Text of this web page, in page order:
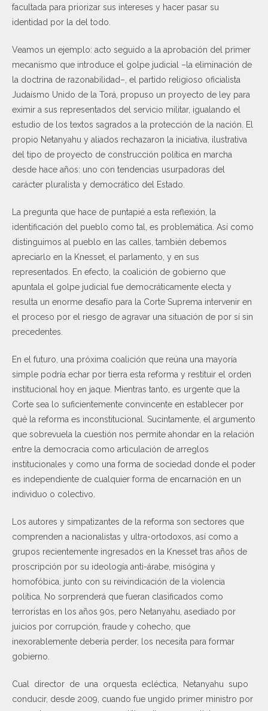
facultada para priorizar sus intereses y hacer pasar su
identidad por la del todo.
Veamos un ejemplo: acto seguido a la aprobación del primer
mecanismo que introduce el golpe judicial –la eliminación de
la doctrina de razonabilidad–, el partido religioso oficialista
Judaísmo Unido de la Torá, propuso un proyecto de ley para
eximir a sus representados del servicio militar, igualando el
estudio de los textos sagrados a la protección de la nación. El
propio Netanyahu y aliados rechazaron la iniciativa, ilustrativa
del tipo de proyecto de construcción política en marcha
desde hace años: uno con tendencias usurpadoras del
carácter pluralista y democrático del Estado.
La pregunta que hace de puntapié a esta reflexión, la
identificación del pueblo como tal, es problemática. Así como
distinguimos al pueblo en las calles, también debemos
apreciarlo en la Knesset, el parlamento, y en sus
representados. En efecto, la coalición de gobierno que
apuntala el golpe judicial fue democráticamente electa y
resulta un enorme desafío para la Corte Suprema intervenir en
el proceso por el riesgo de agravar una situación de por sí sin
precedentes.
En el futuro, una próxima coalición que reúna una mayoría
simple podría echar por tierra esta reforma y restituir el orden
institucional hoy en jaque. Mientras tanto, es urgente que la
Corte sea lo suficientemente convincente en establecer por
qué la reforma es inconstitucional. Sucintamente, el argumento
que sobrevuela la cuestión nos permite ahondar en la relación
entre la democracia como articulación de arreglos
institucionales y como una forma de sociedad donde el poder
es independiente de cualquier forma de encarnación en un
individuo o colectivo.
Los autores y simpatizantes de la reforma son sectores que
comprenden a nacionalistas y ultra-ortodoxos, así como a
grupos recientemente ingresados en la Knesset tras años de
proscripción por su ideología anti-árabe, misógina y
homofóbica, junto con su reivindicación de la violencia
política. No sorprenderá que fueran clasificados como
terroristas en los años 90s, pero Netanyahu, asediado por
juicios por corrupción, fraude y cohecho, que
inexorablemente debería perder, los necesita para formar
gobierno.
Cual director de una orquesta ecléctica, Netanyahu supo
conducir, desde 2009, cuando fue ungido primer ministro por